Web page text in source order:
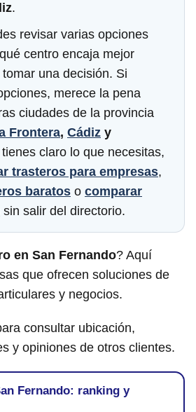
.
revisar varias opciones
centro encaja mejor
una decisión. Si
merece la pena
ciudades de la provincia
Frontera, Cádiz y
claro lo que necesitas,
trasteros para empresas,
baratos o comparar
sin salir del directorio.
en San Fernando? Aquí
que ofrecen soluciones de
y negocios.
consultar ubicación,
y opiniones de otros clientes.
Fernando: ranking y